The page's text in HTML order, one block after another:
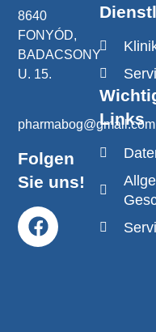
8640
FONYÓD,
BADACSONY
U. 15.
pharmabog@gmail.com
Folgen
Sie uns!
Links